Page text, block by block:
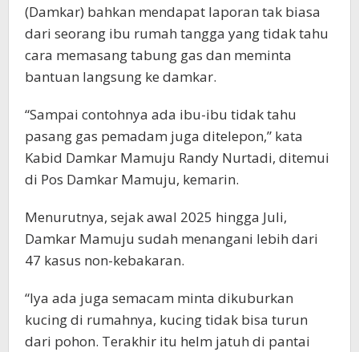
(Damkar) bahkan mendapat laporan tak biasa
dari seorang ibu rumah tangga yang tidak tahu
cara memasang tabung gas dan meminta
bantuan langsung ke damkar.
“Sampai contohnya ada ibu-ibu tidak tahu
pasang gas pemadam juga ditelepon,” kata
Kabid Damkar Mamuju Randy Nurtadi, ditemui
di Pos Damkar Mamuju, kemarin.
Menurutnya, sejak awal 2025 hingga Juli,
Damkar Mamuju sudah menangani lebih dari
47 kasus non-kebakaran.
“Iya ada juga semacam minta dikuburkan
kucing di rumahnya, kucing tidak bisa turun
dari pohon. Terakhir itu helm jatuh di pantai